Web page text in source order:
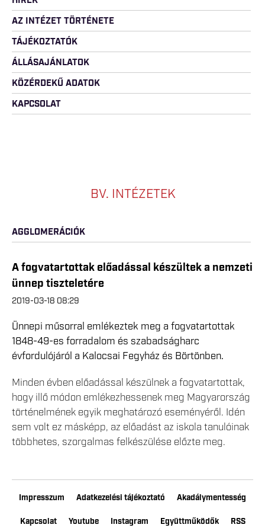
AZ INTÉZET TÖRTÉNETE
TÁJÉKOZTATÓK
ÁLLÁSAJÁNLATOK
KÖZÉRDEKŰ ADATOK
KAPCSOLAT
BV. INTÉZETEK
AGGLOMERÁCIÓK
A fogvatartottak előadással készültek a nemzeti
ünnep tiszteletére
2019-03-18 08:29
Ünnepi műsorral emlékeztek meg a fogvatartottak
1848-49-es forradalom és szabadságharc
évfordulójáról a Kalocsai Fegyház és Börtönben.
Minden évben előadással készülnek a fogvatartottak,
hogy illő módon emlékezhessenek meg Magyarország
történelmének egyik meghatározó eseményéről. Idén
sem volt ez másképp, az előadást az iskola tanulóinak
többhetes, szorgalmas felkészülése előzte meg.
Impresszum Adatkezelési tájékoztató Akadálymentesség
Kapcsolat Youtube Instagram Együttműködők RSS